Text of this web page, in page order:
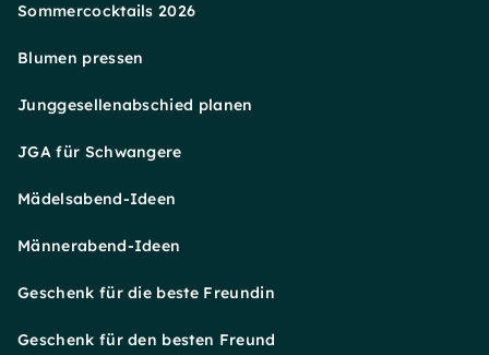
Sommercocktails 2026
Blumen pressen
Junggesellenabschied planen
JGA für Schwangere
Mädelsabend-Ideen
Männerabend-Ideen
Geschenk für die beste Freundin
Geschenk für den besten Freund